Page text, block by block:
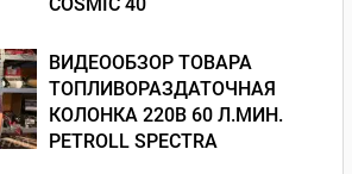
ВИДЕООБЗОР ТОВАРА
ТОПЛИВОРАЗДАТОЧНАЯ
КОЛОНКА 220В 60 Л.МИН.
PETROLL SPECTRA